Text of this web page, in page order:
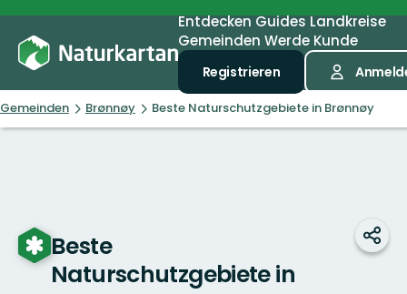
EntdeckenGuidesLandkreise
Gemeinden Werde Kunde
Registrieren
Gemeinden Brønnøy Beste Naturschutzgebiete in Brønnøy
Beste
Naturschutzgebiete in